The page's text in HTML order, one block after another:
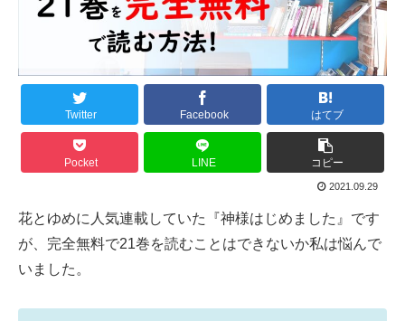
Twitter Facebook はてブ
Pocket LINE コピー
2021.09.29
花とゆめに人気連載していた『神様はじめました』です
が、完全無料で21巻を読むことはできないか私は悩んで
いました。